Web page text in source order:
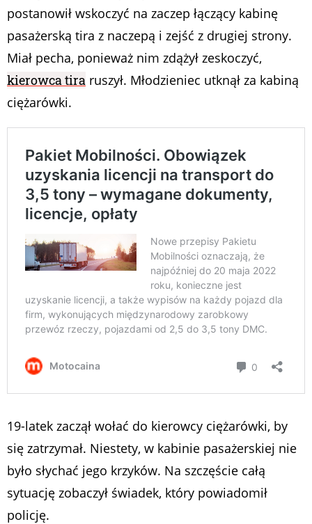
postanowił wskoczyć na zaczep łączący kabinę
pasażerską tira z naczepą i zejść z drugiej strony.
Miał pecha, ponieważ nim zdążył zeskoczyć,
kierowca tira ruszył. Młodzieniec utknął za kabiną
ciężarówki.
19-latek zaczął wołać do kierowcy ciężarówki, by
się zatrzymał. Niestety, w kabinie pasażerskiej nie
było słychać jego krzyków. Na szczęście całą
sytuację zobaczył świadek, który powiadomił
policję.